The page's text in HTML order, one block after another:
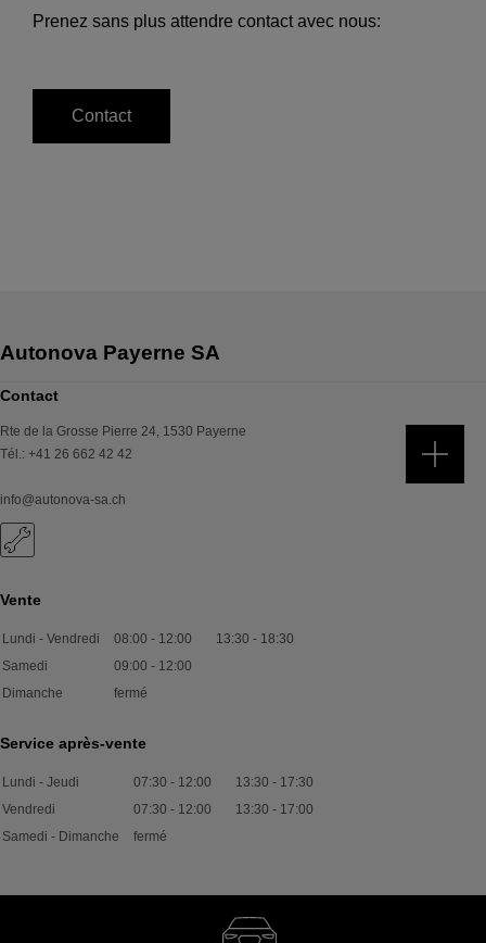
Prenez sans plus attendre contact avec nous:
Contact
Contact
Rte de la Grosse Pierre 24, 1530 Payerne
Tél.: +41 26 662 42 42
info@autonova-sa.ch
Vente
Lundi - Vendredi 08:00 - 12:00 13:30 - 18:30
Samedi
09:00 - 12:00
Dimanche
fermé
Service après-vente
Lundi - Jeudi 07:30 - 12:00 13:30 - 17:30
Vendredi
07:30 - 12:00 13:30 - 17:00
Samedi - Dimanche
fermé